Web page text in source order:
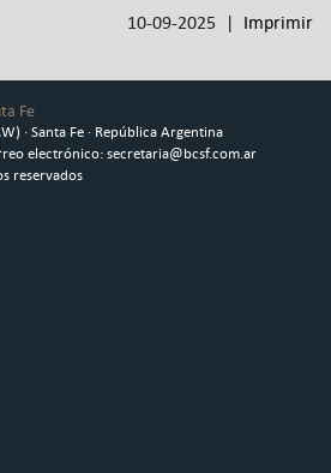
10-09-2025 | Imprimir
Fe
· Santa Fe · República Argentina
electrónico: secretaria@bcsf.com.ar
reservados